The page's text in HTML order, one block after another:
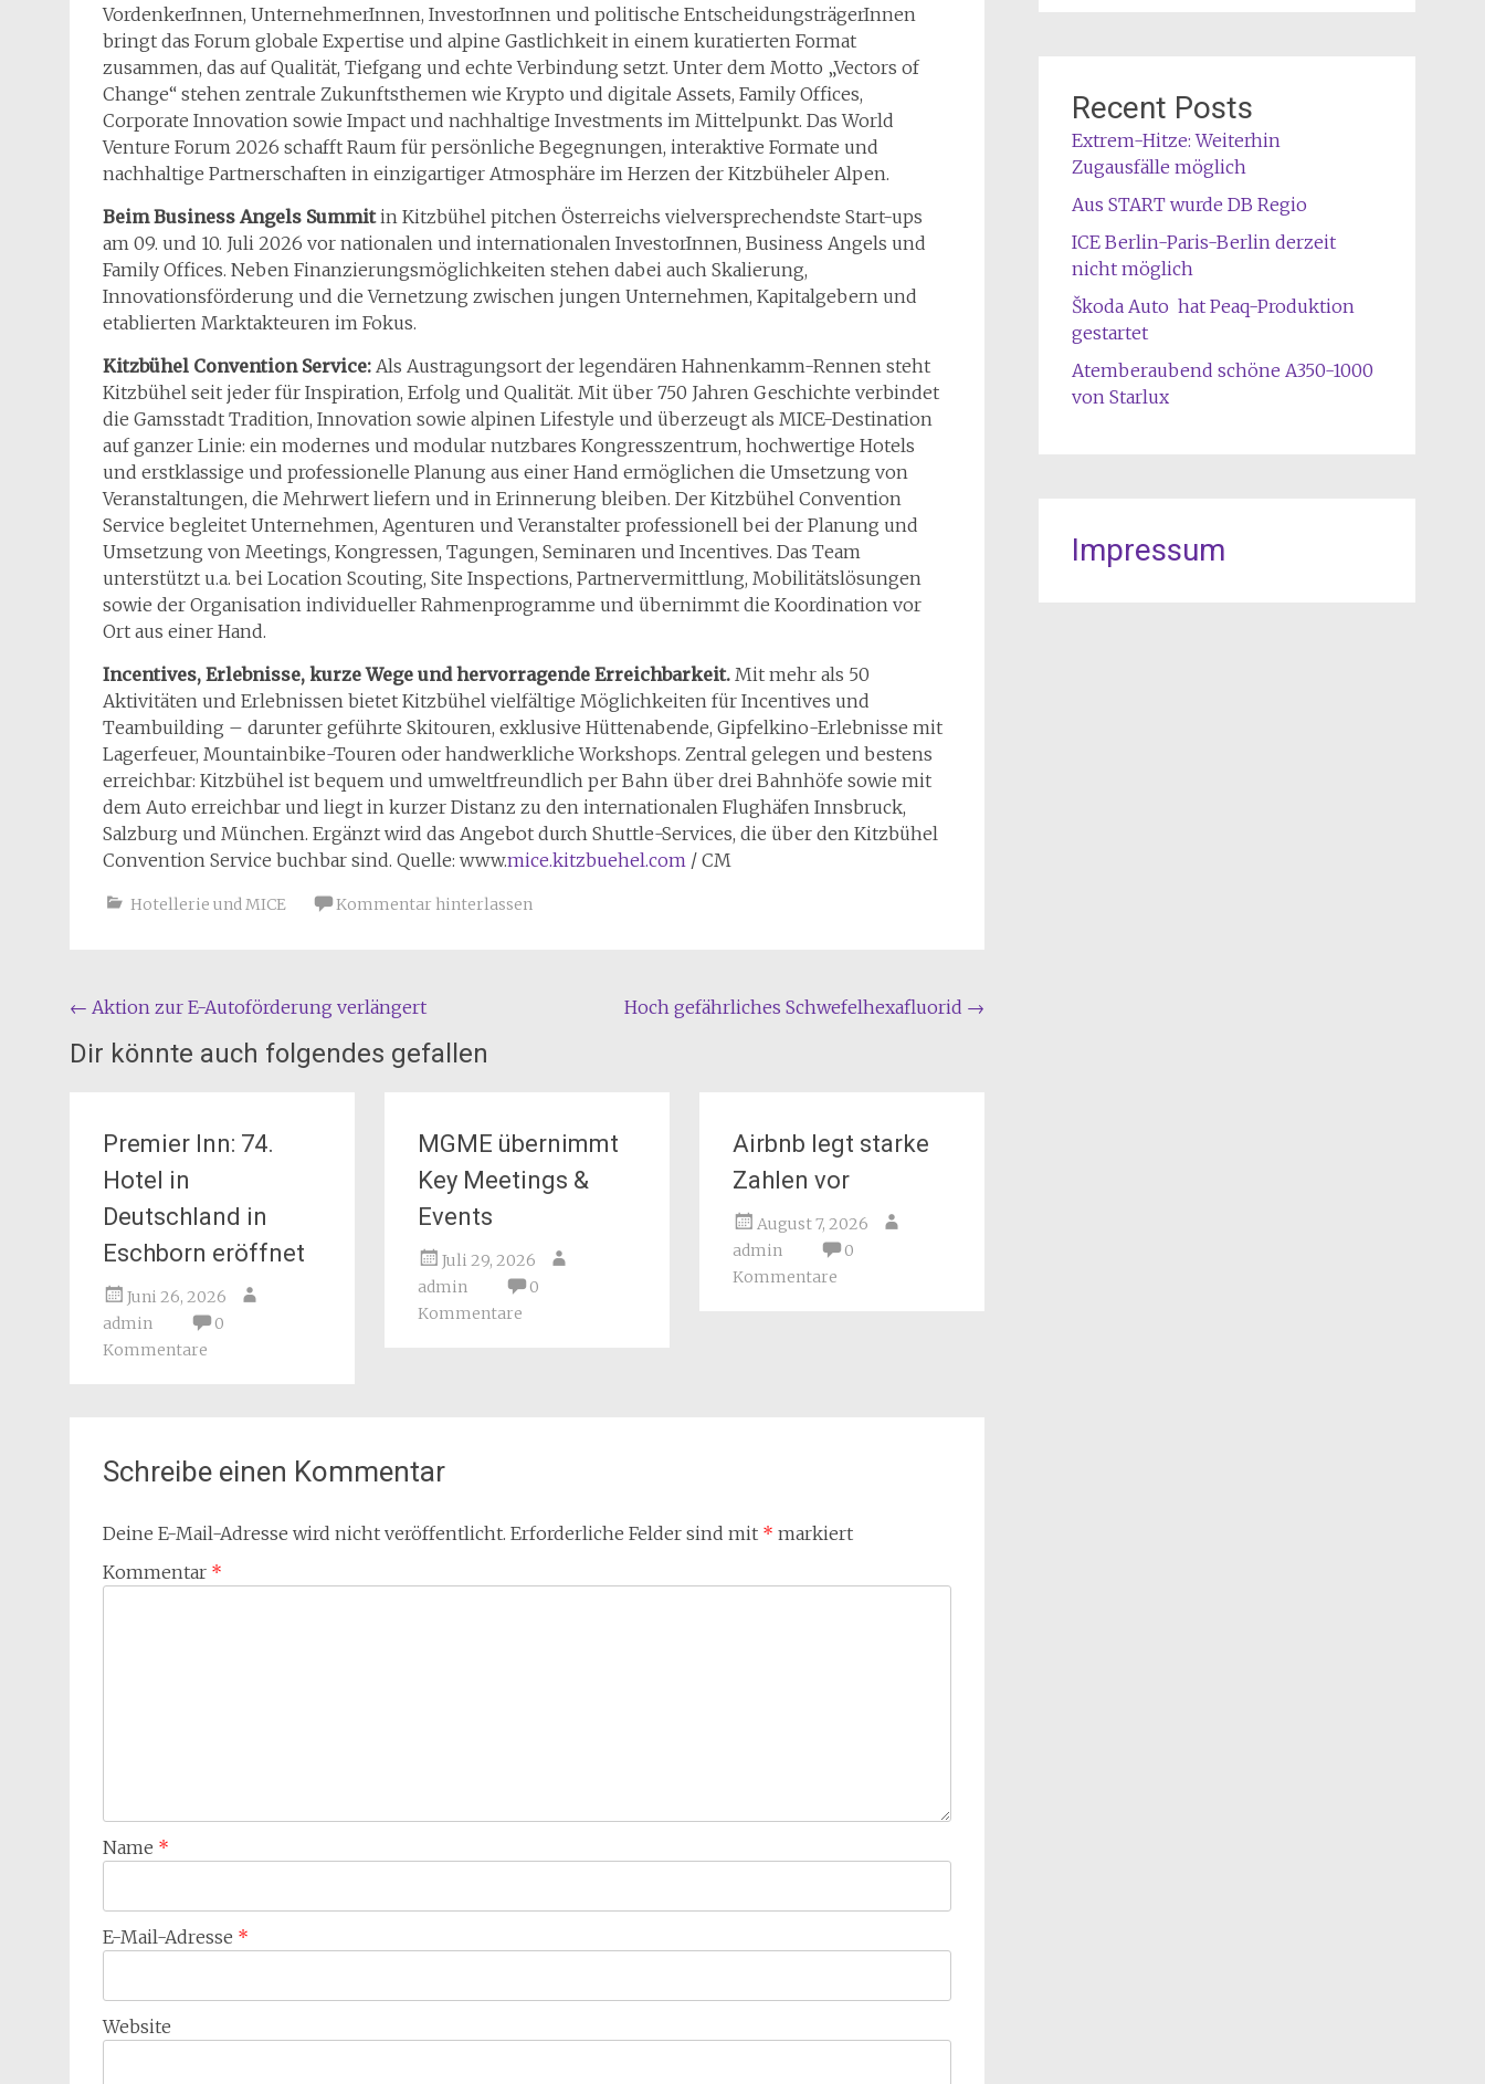
VordenkerInnen, UnternehmerInnen, InvestorInnen und politische EntscheidungsträgerInnen
bringt das Forum globale Expertise und alpine Gastlichkeit in einem kuratierten Format
zusammen, das auf Qualität, Tiefgang und echte Verbindung setzt. Unter dem Motto „Vectors of
Change“ stehen zentrale Zukunftsthemen wie Krypto und digitale Assets, Family Offices,
Corporate Innovation sowie Impact und nachhaltige Investments im Mittelpunkt. Das World
Venture Forum 2026 schafft Raum für persönliche Begegnungen, interaktive Formate und
nachhaltige Partnerschaften in einzigartiger Atmosphäre im Herzen der Kitzbüheler Alpen.
Beim Business Angels Summitin Kitzbühel pitchen Österreichs vielversprechendste Start-ups
am 09. und 10. Juli 2026 vor nationalen und internationalen InvestorInnen, Business Angels und
Family Offices. Neben Finanzierungsmöglichkeiten stehen dabei auch Skalierung,
Innovationsförderung und die Vernetzung zwischen jungen Unternehmen, Kapitalgebern und
etablierten Marktakteuren im Fokus.
Kitzbühel Convention Service: Als Austragungsort der legendären Hahnenkamm-Rennen steht
Kitzbühel seit jeder für Inspiration, Erfolg und Qualität. Mit über 750 Jahren Geschichte verbindet
die Gamsstadt Tradition, Innovation sowie alpinen Lifestyle und überzeugt als MICE-Destination
auf ganzer Linie: ein modernes und modular nutzbares Kongresszentrum, hochwertige Hotels
und erstklassige und professionelle Planung aus einer Hand ermöglichen die Umsetzung von
Veranstaltungen, die Mehrwert liefern und in Erinnerung bleiben. Der Kitzbühel Convention
Service begleitet Unternehmen, Agenturen und Veranstalter professionell bei der Planung und
Umsetzung von Meetings, Kongressen, Tagungen, Seminaren und Incentives. Das Team
unterstützt u.a. bei Location Scouting, Site Inspections, Partnervermittlung, Mobilitätslösungen
sowie der Organisation individueller Rahmenprogramme und übernimmt die Koordination vor
Ort aus einer Hand.
Incentives, Erlebnisse, kurze Wege und hervorragende Erreichbarkeit. Mit mehr als 50
Aktivitäten und Erlebnissen bietet Kitzbühel vielfältige Möglichkeiten für Incentives und
Teambuilding – darunter geführte Skitouren, exklusive Hüttenabende, Gipfelkino-Erlebnisse mit
Lagerfeuer, Mountainbike-Touren oder handwerkliche Workshops. Zentral gelegen und bestens
erreichbar: Kitzbühel ist bequem und umweltfreundlich per Bahn über drei Bahnhöfe sowie mit
dem Auto erreichbar und liegt in kurzer Distanz zu den internationalen Flughäfen Innsbruck,
Salzburg und München. Ergänzt wird das Angebot durch Shuttle-Services, die über den Kitzbühel
Convention Service buchbar sind. Quelle: www.mice.kitzbuehel.com / CM
Hotellerie und MICE Kommentar hinterlassen
Beitragsnavigation
← Aktion zur E-Autoförderung verlängert Hoch gefährliches Schwefelhexafluorid →
Dir könnte auch folgendes gefallen
Premier Inn: 74.
Hotel in
Deutschland in
Eschborn eröffnet
Juni 26, 2026
admin
0
Kommentare
MGME übernimmt
Key Meetings &
Events
Juli 29, 2026
admin
0
Kommentare
Airbnb legt starke
Zahlen vor
August 7, 2026
admin
0
Kommentare
Schreibe einen Kommentar
Deine E-Mail-Adresse wird nicht veröffentlicht. Erforderliche Felder sind mit * markiert
Kommentar *
Name *
E-Mail-Adresse *
Website
Recent Posts
Extrem-Hitze: Weiterhin
Zugausfälle möglich
Aus START wurde DB Regio
ICE Berlin-Paris-Berlin derzeit
nicht möglich
Škoda Auto hat Peaq-Produktion
gestartet
Atemberaubend schöne A350-1000
von Starlux
Impressum